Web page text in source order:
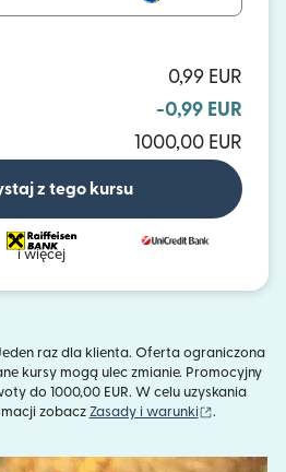
0,99 EUR
-0,99 EUR
1000,00 EUR
z tego kursu
i więcej
raz dla klienta. Oferta ograniczona
kursy mogą ulec zmianie. Promocyjny
do 1000,00 EUR. W celu uzyskania
zobacz Zasady i warunki (otwiera
.